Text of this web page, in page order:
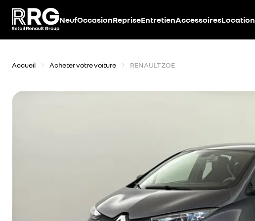
NeufOccasionRepriseEntretienAccessoiresLocation
Accueil Acheter votre voiture RENAULT ZOE